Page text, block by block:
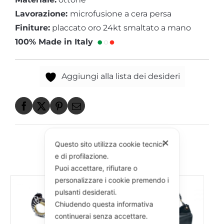
Lavorazione: microfusione a cera persa
Finiture: placcato oro 24kt smaltato a mano
100% Made in Italy
Aggiungi alla lista dei desideri
POTREBBERO PIACERTI ANCHE
✕
Questo sito utilizza cookie tecnici
e di profilazione.
Puoi accettare, rifiutare o
personalizzare i cookie premendo i
pulsanti desiderati.
Chiudendo questa informativa
continuerai senza accettare.